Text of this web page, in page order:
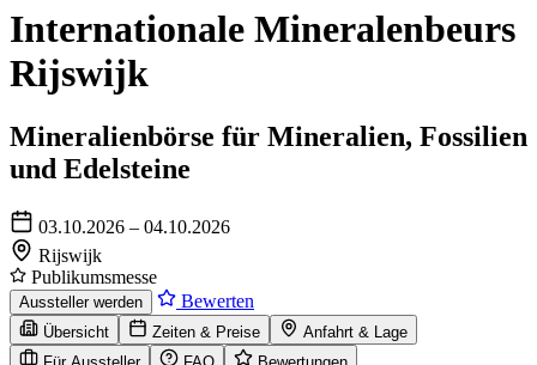
Internationale Mineralenbeurs
Rijswijk
Mineralienbörse für Mineralien, Fossilien
und Edelsteine
03.10.2026 – 04.10.2026
Rijswijk
Publikumsmesse
Aussteller werden Bewerten
Übersicht Zeiten & Preise
Anfahrt & Lage